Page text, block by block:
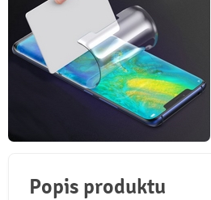
Popis produktu